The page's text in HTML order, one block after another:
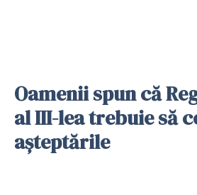
Oamenii spun că
al III-lea trebuie să
așteptările